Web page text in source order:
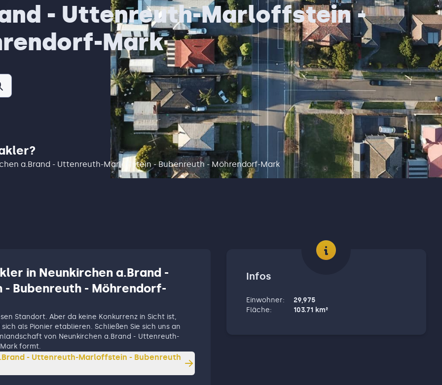
- Uttenreuth-Marloffstein -
Mark
a.Brand - Uttenreuth-Marloffstein - Bubenreuth - Möhrendorf-Mark
in Neunkirchen a.Brand -
Bubenreuth - Möhrendorf-
Standort. Aber da keine Konkurrenz in Sicht ist,
als Pionier etablieren. Schließen Sie sich uns an
von Neunkirchen a.Brand - Uttenreuth-
formt.
- Uttenreuth-Marloffstein - Bubenreuth
Infos
Einwohner:
29,975
Fläche: 103.71 km²